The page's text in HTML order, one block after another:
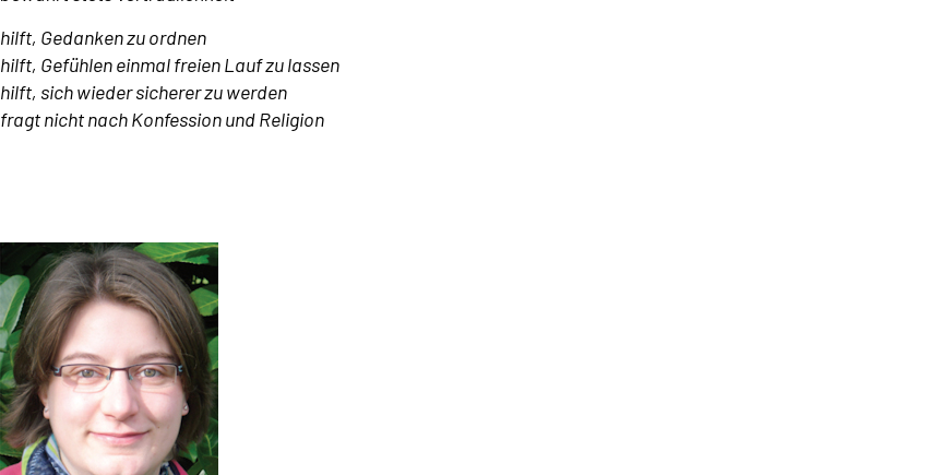
hilft, Gedanken zu ordnen
hilft, Gefühlen einmal freien Lauf zu lassen
hilft, sich wieder sicherer zu werden
fragt nicht nach Konfession und Religion